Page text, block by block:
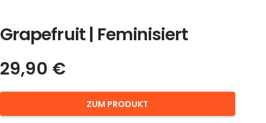
Grapefruit | Feminisiert
29,90 €
ZUM PRODUKT